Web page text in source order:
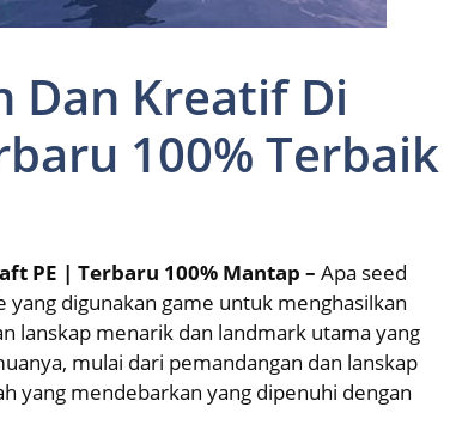
Dan Kreatif Di
100% Terbaik
PE | Terbaru 100% Mantap – Apa seed
digunakan game untuk menghasilkan
lanskap menarik dan landmark utama yang
mulai dari pemandangan dan lanskap
yang mendebarkan yang dipenuhi dengan